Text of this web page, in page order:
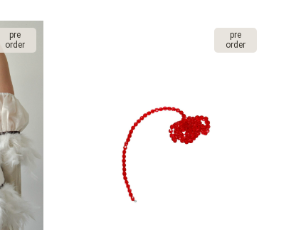
pre
order
pre
order